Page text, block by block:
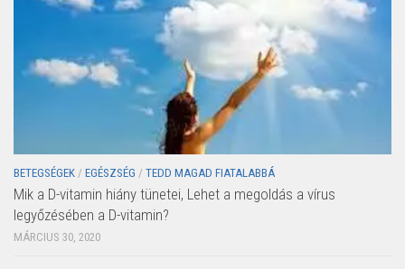
BETEGSÉGEK / EGÉSZSÉG / TEDD MAGAD FIATALABBÁ
Mik a D-vitamin hiány tünetei, Lehet a megoldás a vírus
legyőzésében a D-vitamin?
MÁRCIUS 30, 2020